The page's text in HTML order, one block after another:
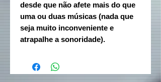
desde que não afete mais do que
uma ou duas músicas (nada que
seja muito inconveniente e
atrapalhe a sonoridade).